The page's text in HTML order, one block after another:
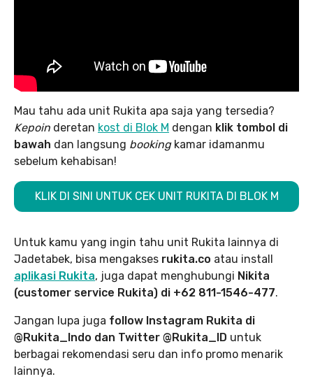
Mau tahu ada unit Rukita apa saja yang tersedia?
Kepoin deretan kost di Blok M dengan klik tombol di
bawah dan langsung booking kamar idamanmu
sebelum kehabisan!
KLIK DI SINI UNTUK CEK UNIT RUKITA DI BLOK M
Untuk kamu yang ingin tahu unit Rukita lainnya di
Jadetabek, bisa mengakses rukita.co atau install
aplikasi Rukita, juga dapat menghubungi Nikita
(customer service Rukita) di +62 811-1546-477.
Jangan lupa juga follow Instagram Rukita di
@Rukita_Indo dan Twitter @Rukita_ID untuk
berbagai rekomendasi seru dan info promo menarik
lainnya.